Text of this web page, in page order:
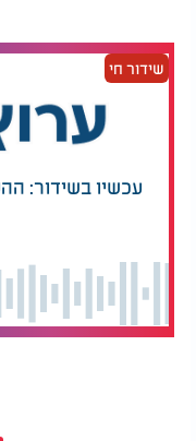
8. שיפוץ אדניות ישנות
אם האדנית נשברה
חימר. גם אסתטי, גם
שלבו כמה אדניות
זכוכית למעלה -
10. גידול שיח
חיתוך פשוט של
לאחר הופעת
שידור חי
עכשיו בשידור: